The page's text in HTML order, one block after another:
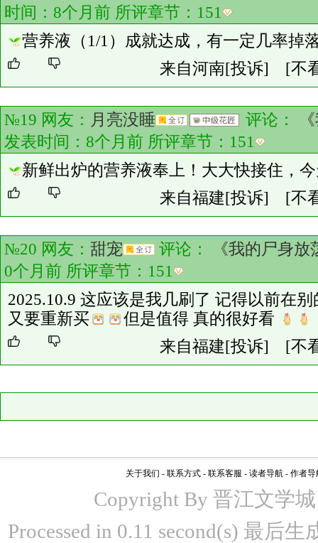
时间：8个月前 所评章节： 151
营养液（1/1）成就达成，有一定几率掉
来自河南[投诉] [不
№19 网友： 月亮没睡 评论：
发表时间：8个月前 所评章节： 151
新鲜出炉的营养液奉上！大大快接住，
来自福建[投诉] [不
№20 网友： 甜宠 评论：
《我的尸身
0个月前 所评章节： 151
2025.10.9 这应该是我几刷了 记得以前在
又要重新买
但是值得 真的很好看
来自福建[投诉] [不
关于我们 - 联系方式 - 联系客服 - 读者导航 - 作者导
Copyright By 晋江文学
Processed in 0.11 second(s) 最后